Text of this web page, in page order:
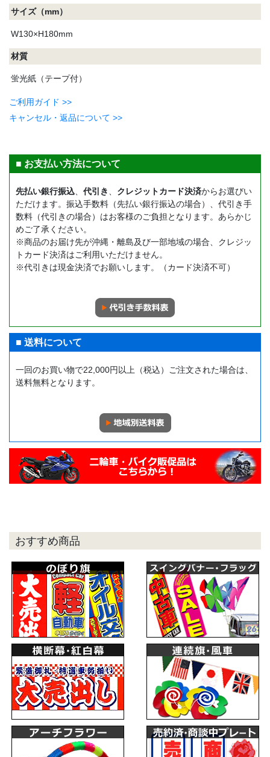
サイズ（mm）
W130×H180mm
材質
蛍光紙（テープ付）
ご利用ガイド >>
キャンセル・返品について >>
■ お支払い方法について
先払い銀行振込 代引き クレジットカード決済からお選びい
ただけます。振込手数料（先払い銀行振込の場合）、代引き手
数料（代引きの場合）はお客様のご負担となります。あらかじ
めご了承ください。
※商品のお届け先が沖縄・離島及び一部地域の場合、クレジッ
トカード決済はご利用いただけません。
※代引きは現金決済でお願いします。（カード決済不可）
■ 送料について
一回のお買い物で22,000円以上（税込）ご注文された場合は、
送料無料となります。
おすすめ商品